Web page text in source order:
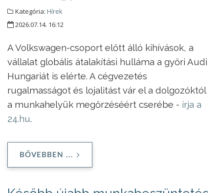
Kategória: Hírek
2026.07.14. 16:12
A Volkswagen-csoport előtt álló kihívások, a
vállalat globális átalakítási hulláma a győri Audi
Hungariát is elérte. A cégvezetés
rugalmasságot és lojalitást vár el a dolgozóktól
a munkahelyük megőrzéséért cserébe - írja a
24.hu.
BŐVEBBEN ...